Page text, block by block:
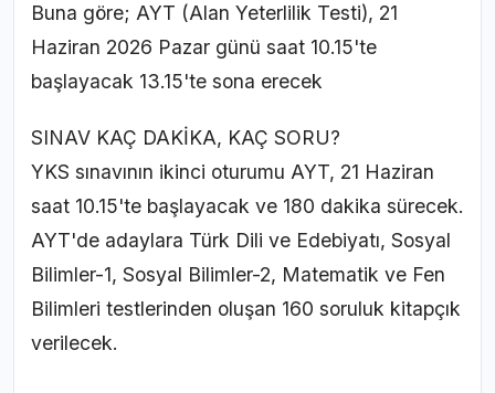
Buna göre; AYT (Alan Yeterlilik Testi), 21
Haziran 2026 Pazar günü saat 10.15'te
başlayacak 13.15'te sona erecek
SINAV KAÇ DAKİKA, KAÇ SORU?
YKS sınavının ikinci oturumu AYT, 21 Haziran
saat 10.15'te başlayacak ve 180 dakika sürecek.
AYT'de adaylara Türk Dili ve Edebiyatı, Sosyal
Bilimler-1, Sosyal Bilimler-2, Matematik ve Fen
Bilimleri testlerinden oluşan 160 soruluk kitapçık
verilecek.